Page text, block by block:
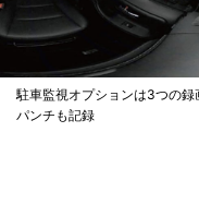
駐車監視オプションは3つの
パンチも記録